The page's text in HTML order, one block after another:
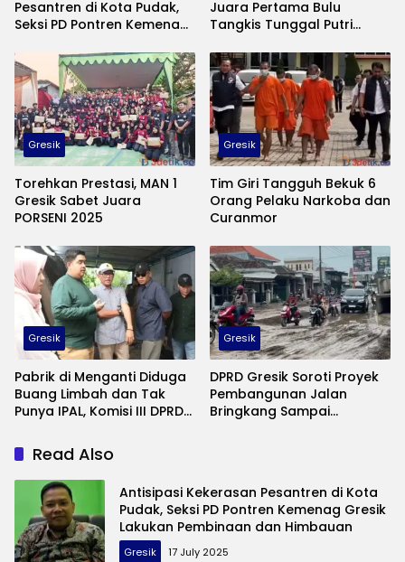
Pesantren di Kota Pudak,
Seksi PD Pontren Kemenag
dan Himbauan
Juara Pertama Bulu
Tangkis Tunggal Putri
Jatim
Gresik
Torehkan Prestasi, MAN 1
Gresik Sabet Juara
PORSENI 2025
Gresik
Tim Giri Tangguh Bekuk 6
Orang Pelaku Narkoba dan
Curanmor
Gresik
Pabrik di Menganti Diduga
Buang Limbah dan Tak
Punya IPAL, Komisi III DPRD
Gresik
DPRD Gresik Soroti Proyek
Pembangunan Jalan
Bringkang Sampai
Read Also
Antisipasi Kekerasan Pesantren di Kota
Pudak, Seksi PD Pontren Kemenag Gresik
Lakukan Pembinaan dan Himbauan
Gresik 17 July 2025